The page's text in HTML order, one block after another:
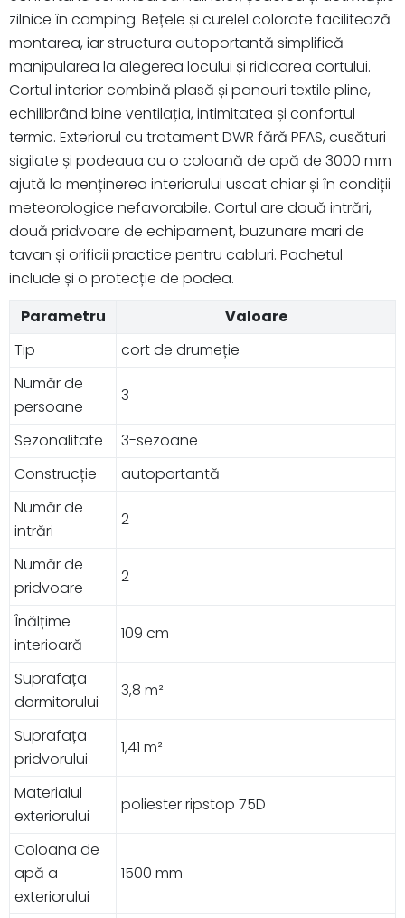
zilnice în camping. Bețele și curelel colorate facilitează
montarea, iar structura autoportantă simplifică
manipularea la alegerea locului și ridicarea cortului.
Cortul interior combină plasă și panouri textile pline,
echilibrând bine ventilația, intimitatea și confortul
termic. Exteriorul cu tratament DWR fără PFAS, cusături
sigilate și podeaua cu o coloană de apă de 3000 mm
ajută la menținerea interiorului uscat chiar și în condiții
meteorologice nefavorabile. Cortul are două intrări,
două pridvoare de echipament, buzunare mari de
tavan și orificii practice pentru cabluri. Pachetul
include și o protecție de podea.
Parametru
Valoare
Tip
cort de drumeție
Număr de
persoane
3
Sezonalitate
3-sezoane
Construcție
autoportantă
Număr de
intrări
2
Număr de
pridvoare
2
Înălțime
interioară
109 cm
Suprafața
dormitorului
3,8 m²
Suprafața
pridvorului
1,41 m²
Materialul
exteriorului
poliester ripstop 75D
Coloana de
apă a
exteriorului
1500 mm